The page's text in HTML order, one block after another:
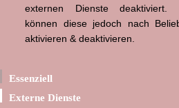
externen Dienste deaktiviert.
können diese jedoch nach
aktivieren & deaktivieren.
Essenziell
Externe Dienste